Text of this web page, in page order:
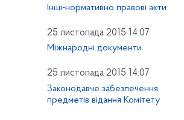
Інші-нормативно правові акти
25 листопада 2015 14:07
Міжнародні документи
25 листопада 2015 14:07
Законодавче забезпечення
предметів відання Комітету